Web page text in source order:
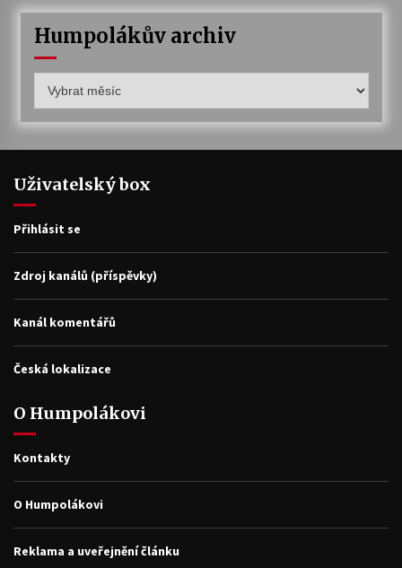
Humpolákův archiv
archiv
Uživatelský box
Přihlásit se
Zdroj kanálů (příspěvky)
Kanál komentářů
Česká lokalizace
O Humpolákovi
Kontakty
O Humpolákovi
Reklama a uveřejnění článku